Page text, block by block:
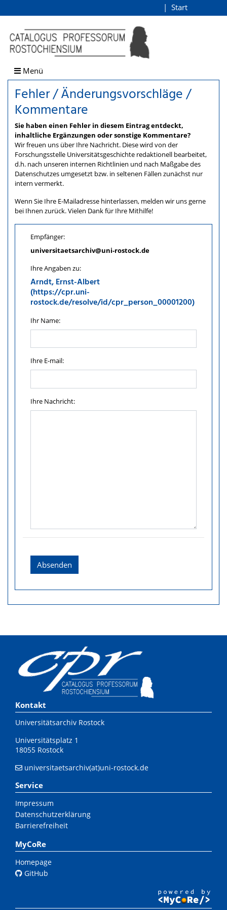
Fehler /
direkt zum Inhalt
Start
Menü
Fehler / Änderungsvorschläge /
Kommentare
Sie haben einen Fehler in diesem Eintrag entdeckt,
inhaltliche Ergänzungen oder sonstige Kommentare?
Wir freuen uns über Ihre Nachricht. Diese wird von der
Forschungsstelle Universitätsgeschichte redaktionell bearbeitet,
d.h. nach unseren internen Richtlinien und nach Maßgabe des
Datenschutzes umgesetzt bzw. in seltenen Fällen zunächst nur
intern vermerkt.
Wenn Sie Ihre E-Mailadresse hinterlassen, melden wir uns gerne
bei Ihnen zurück. Vielen Dank für Ihre Mithilfe!
Empfänger:
universitaetsarchiv@uni-rostock.de
Ihre Angaben zu:
Arndt, Ernst-Albert
(https://cpr.uni-
rostock.de/resolve/id/cpr_person_00001200)
Ihr Name:
Ihre E-mail:
Ihre Nachricht:
Absenden
Kontakt
Universitätsarchiv Rostock
Universitätsplatz 1
18055 Rostock
universitaetsarchiv(at)uni-rostock.de
Service
Impressum
Datenschutzerklärung
Barrierefreiheit
MyCoRe
Homepage
GitHub